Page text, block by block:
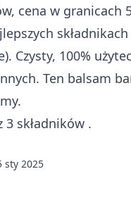
cena w granicach
Czysty, 100%
Ten balsam
3 składników .
sty 2025